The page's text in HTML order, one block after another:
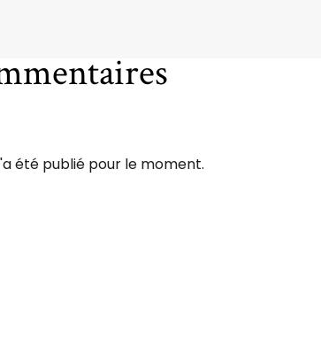
été publié pour le moment.